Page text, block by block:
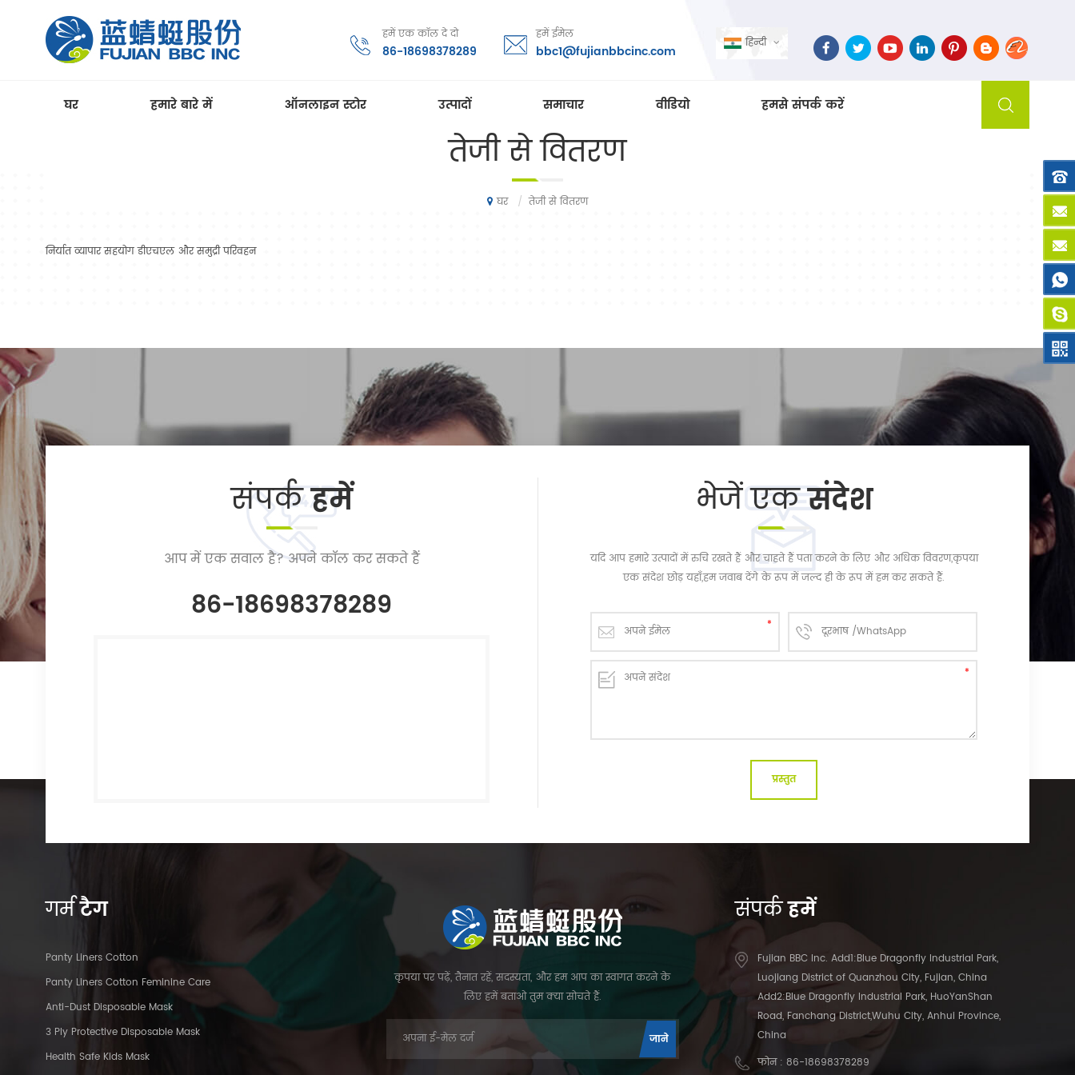
हिन्दी
हमें एक कॉल दे दो
86-18698378289
हमें ईमेल
bbc1@fujianbbcinc.com
घर हमारे बारे में ऑनलाइन स्टोर उत्पादों समाचार वीडियो हमसे संपर्क करें
तेजी से वितरण
घर / तेजी से वितरण
निर्यात व्यापार सहयोग डीएचएल और समुद्री परिवहन
संपर्कहमें
आप में एक सवाल है? अपने कॉल कर सकते हैं
86-18698378289
भेजें एकसंदेश
यदि आप हमारे उत्पादों में रुचि रखते हैं और चाहते हैं पता करने के लिए और अधिक विवरण,कृपया
एक संदेश छोड़ यहाँ,हम जवाब देंगे के रूप में जल्द ही के रूप में हम कर सकते हैं.
गर्मटैग
Panty Liners Cotton
Panty Liners Cotton Feminine Care
Anti-Dust Disposable Mask
3 Ply Protective Disposable Mask
Health Safe Kids Mask
कृपया पर पढ़ें, तैनात रहें, सदस्यता, और हम आप का स्वागत करने के
लिए हमें बताओ तुम क्या सोचते हैं.
संपर्कहमें
Fujian BBC Inc. Add1:Blue Dragonfly Industrial Park,
Luojiang District of Quanzhou City, Fujian, China
Add2:Blue Dragonfly Industrial Park, HuoYanShan
Road, Fanchang District,Wuhu City, Anhui Province,
China
फोन : 86-18698378289